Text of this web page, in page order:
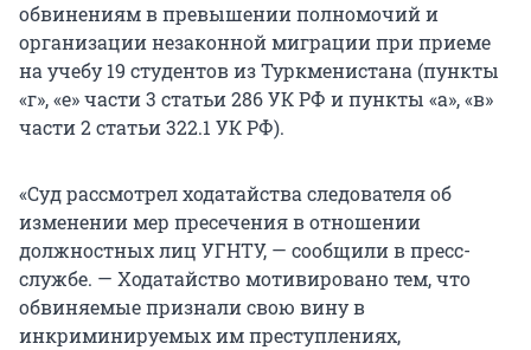
обвинениям в превышении полномочий и
организации незаконной миграции при приеме
на учебу 19 студентов из Туркменистана (пункты
«г», «е» части 3 статьи 286 УК РФ и пункты «а», «в»
части 2 статьи 322.1 УК РФ).
«Суд рассмотрел ходатайства следователя об
изменении мер пресечения в отношении
должностных лиц УГНТУ, — сообщили в пресс-
службе. — Ходатайство мотивировано тем, что
обвиняемые признали свою вину в
инкриминируемых им преступлениях,